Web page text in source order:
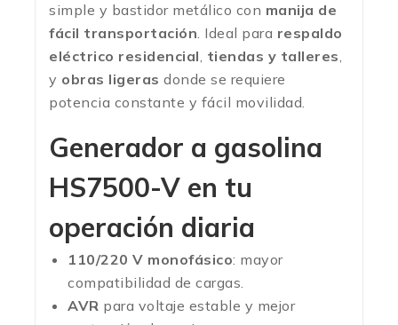
simple y bastidor metálico con manija de
fácil transportación. Ideal para respaldo
eléctrico residencial, tiendas y talleres,
y obras ligeras donde se requiere
potencia constante y fácil movilidad.
Generador a gasolina
HS7500-V en tu
operación diaria
110/220 V monofásico: mayor
compatibilidad de cargas.
AVR para voltaje estable y mejor